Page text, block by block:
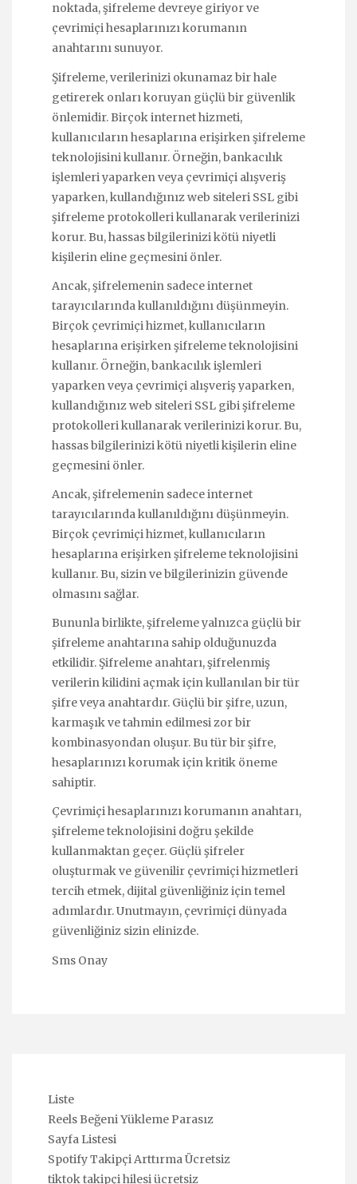
noktada, şifreleme devreye giriyor ve
çevrimiçi hesaplarınızı korumanın
anahtarını sunuyor.
Şifreleme, verilerinizi okunamaz bir hale
getirerek onları koruyan güçlü bir güvenlik
önlemidir. Birçok internet hizmeti,
kullanıcıların hesaplarına erişirken şifreleme
teknolojisini kullanır. Örneğin, bankacılık
işlemleri yaparken veya çevrimiçi alışveriş
yaparken, kullandığınız web siteleri SSL gibi
şifreleme protokolleri kullanarak verilerinizi
korur. Bu, hassas bilgilerinizi kötü niyetli
kişilerin eline geçmesini önler.
Ancak, şifrelemenin sadece internet
tarayıcılarında kullanıldığını düşünmeyin.
Birçok çevrimiçi hizmet, kullanıcıların
hesaplarına erişirken şifreleme teknolojisini
kullanır. Örneğin, bankacılık işlemleri
yaparken veya çevrimiçi alışveriş yaparken,
kullandığınız web siteleri SSL gibi şifreleme
protokolleri kullanarak verilerinizi korur. Bu,
hassas bilgilerinizi kötü niyetli kişilerin eline
geçmesini önler.
Ancak, şifrelemenin sadece internet
tarayıcılarında kullanıldığını düşünmeyin.
Birçok çevrimiçi hizmet, kullanıcıların
hesaplarına erişirken şifreleme teknolojisini
kullanır. Bu, sizin ve bilgilerinizin güvende
olmasını sağlar.
Bununla birlikte, şifreleme yalnızca güçlü bir
şifreleme anahtarına sahip olduğunuzda
etkilidir. Şifreleme anahtarı, şifrelenmiş
verilerin kilidini açmak için kullanılan bir tür
şifre veya anahtardır. Güçlü bir şifre, uzun,
karmaşık ve tahmin edilmesi zor bir
kombinasyondan oluşur. Bu tür bir şifre,
hesaplarınızı korumak için kritik öneme
sahiptir.
Çevrimiçi hesaplarınızı korumanın anahtarı,
şifreleme teknolojisini doğru şekilde
kullanmaktan geçer. Güçlü şifreler
oluşturmak ve güvenilir çevrimiçi hizmetleri
tercih etmek, dijital güvenliğiniz için temel
adımlardır. Unutmayın, çevrimiçi dünyada
güvenliğiniz sizin elinizde.
Sms Onay
Liste
Reels Beğeni Yükleme Parasız
Sayfa Listesi
Spotify Takipçi Arttırma Ücretsiz
tiktok takipçi hilesi ücretsiz